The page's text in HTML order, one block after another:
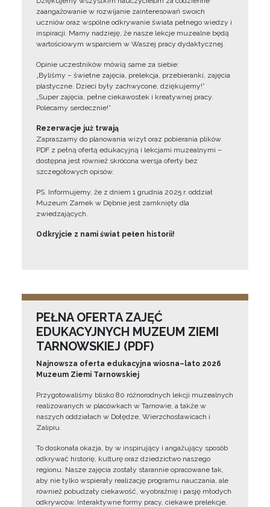
zaangażowanie w rozwijanie zainteresowań swoich
uczniów oraz wspólne odkrywanie świata pełnego wiedzy i
inspiracji. Mamy nadzieję, że nasze lekcje muzealne będą
wartościowym wsparciem w Waszej pracy dydaktycznej.
Opinie uczestników mówią same za siebie:
„Byliśmy – świetne zajęcia, prelekcja, przebieranki, zajęcia
plastyczne. Dzieci były zachwycone, dziękujemy!”
„Super zajęcia, pełne ciekawostek i kreatywnej pracy.
Polecamy serdecznie!”
Rezerwacje już trwają
Zapraszamy do planowania wizyt oraz pobierania plików
PDF z pełną ofertą edukacyjną i lekcjami muzealnymi –
dostępna jest również skrócona wersja oferty bez
szczegółowych opisów.
PS. Informujemy, że z dniem 1 grudnia 2025 r. oddział
Muzeum Zamek w Dębnie jest zamknięty dla
zwiedzających.
Odkryjcie z nami świat pełen historii!
PEŁNA OFERTA ZAJĘĆ
EDUKACYJNYCH MUZEUM ZIEMI
TARNOWSKIEJ (PDF)
Najnowsza oferta edukacyjna wiosna–lato 2026
Muzeum Ziemi Tarnowskiej
Przygotowaliśmy blisko 80 różnorodnych lekcji muzealnych
realizowanych w placówkach w Tarnowie, a także w
naszych oddziałach w Dołędze, Wierzchosławicach i
Zalipiu.
To doskonała okazja, by w inspirujący i angażujący sposób
odkrywać historię, kulturę oraz dziedzictwo naszego
regionu. Nasze zajęcia zostały starannie opracowane tak,
aby nie tylko wspierały realizację programu nauczania, ale
również pobudzały ciekawość, wyobraźnię i pasję młodych
odkrywców. Interaktywne formy pracy, ciekawe prelekcje,